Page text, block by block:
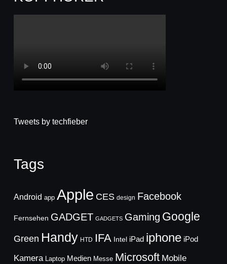
Tweets by techfieber
Tags
Android app Apple CES design Facebook
Fernsehen GADGET GADGETS Gaming Google
Green Handy HTD IFA Intel iPad iphone iPod
Kamera Laptop Medien Messe Microsoft Mobile